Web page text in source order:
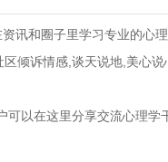
讯和圈子里学习专业的心
倾诉情感,谈天说地,美心
以在这里分享交流心理学